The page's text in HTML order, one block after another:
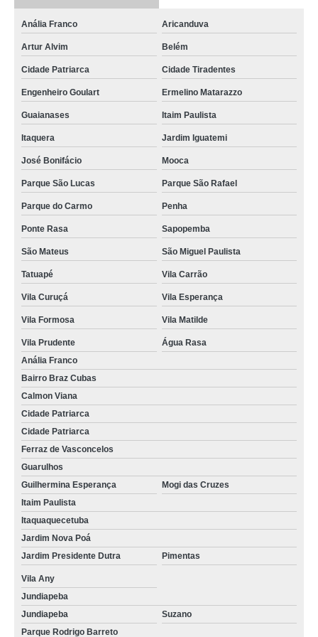
malha pop de ferro Ermelino Matarazzo
onde comprar malha pop 10x10 Belém
malhas pop gerdau Alto do Pari
malhas pop 15x15 Vila Matilde
malhas pop 20x20 Vila Carrão
malha pop para contrapiso preço Brasilândia
malha pop 10x10 preço Parque Peruche
onde comprar malha pop gerdau Cidade Patriarca
malhas pop gerdau Guararema
onde vende malha pop 10x10 Barra Funda
malha pop galvanizada Jaraguá
onde comprar malha pop 15x15 Alto da Lapa
onde comprar malha pop de ferro Santa Isabel
malha pop gerdau 15x15 preço José Bonifácio
malha pop aço preço Pirituba
malha pop gerdau 15x15 Vila Maria
malha pop 10x10 Lapa
malhas pop 10x10 Praça da Arvore
malha pop 10x10 Freguesia do Ó
malhas pop 15x15 Vila Guilherme
onde vende malha pop gerdau Mooca
malhas pop para concreto Arujá
onde comprar malha pop de ferro Imirim
Anália Franco Aricanduva
Artur Alvim Belém
Cidade Patriarca Cidade Tiradentes
Engenheiro Goulart Ermelino Matarazzo
Guaianases Itaim Paulista
Itaquera Jardim Iguatemi
José Bonifácio Mooca
Parque São Lucas Parque São Rafael
Parque do Carmo Penha
Ponte Rasa Sapopemba
São Mateus São Miguel Paulista
Tatuapé Vila Carrão
Vila Curuçá Vila Esperança
Vila Formosa Vila Matilde
Vila Prudente
Água Rasa
Anália Franco
Bairro Braz Cubas
Calmon Viana
Cidade Patriarca
Cidade Patriarca
Ferraz de Vasconcelos
Guarulhos
Guilhermina Esperança
Mogi das Cruzes
Itaim Paulista
Itaquaquecetuba
Jardim Nova Poá
Jardim Presidente Dutra
Pimentas
Vila Any
Jundiapeba
Jundiapeba
Suzano
Parque Rodrigo Barreto